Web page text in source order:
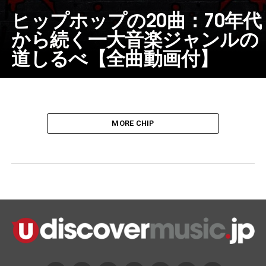
ヒップホップの20曲：70年代
から続く一大音楽ジャンルの
道しるべ【全曲動画付】
MORE CHIP